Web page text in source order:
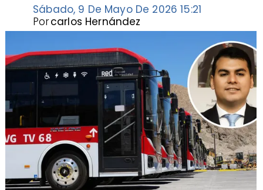
Sábado, 9 De Mayo De 2026 15:21
carlos Hernández
Por